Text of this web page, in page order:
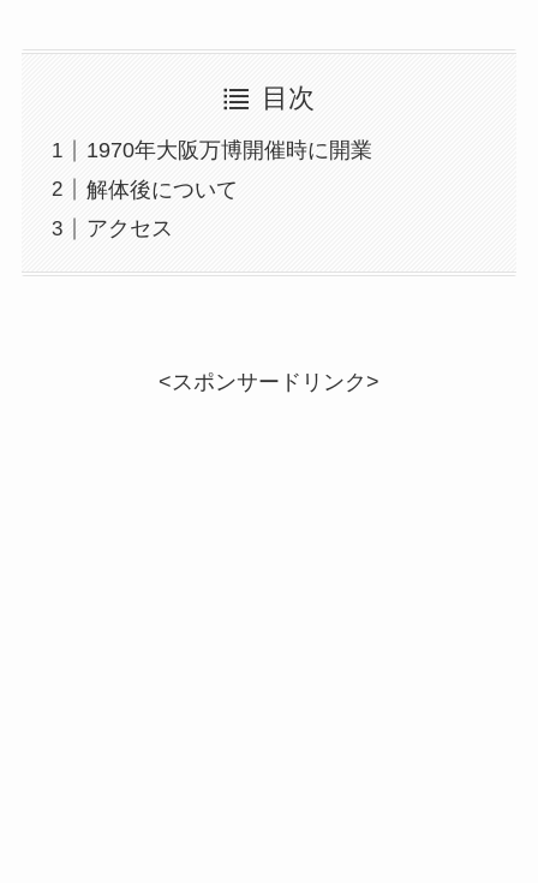
目次
1970年大阪万博開催時に開業
解体後について
アクセス
<スポンサードリンク>